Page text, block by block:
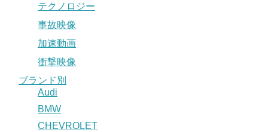
テクノロジー
事故映像
加速動画
衝撃映像
ブランド別
Audi
BMW
CHEVROLET